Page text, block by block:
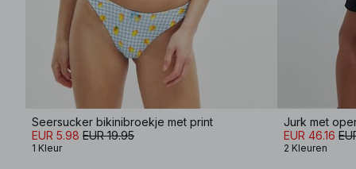
Seersucker bikinibroekje met print
EUR 5.98 EUR 19.95
1 Kleur
Jurk met
EUR 46.16
2 Kleuren